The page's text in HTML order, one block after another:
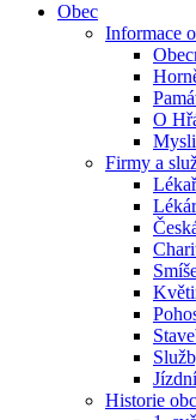
Obec
Informace
O
Firmy a
Historie